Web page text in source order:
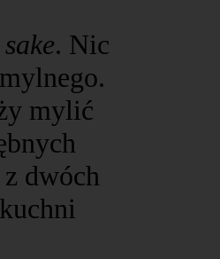
sake. Nic
mylić
dwóch